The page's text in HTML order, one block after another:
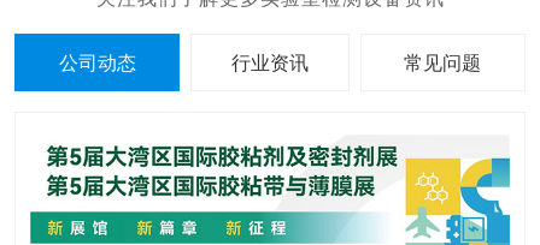
公司动态 行业资讯 常见问题